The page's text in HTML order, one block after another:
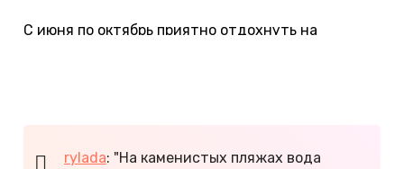
С июня по октябрь приятно отдохнуть на
rylada: "На каменистых пляжах вода